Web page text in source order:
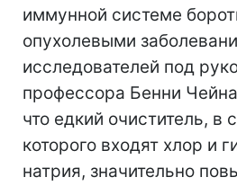
иммунной системе
опухолевыми
исследователей под
профессора Бенни
что едкий очиститель, в
которого входят хлор и
натрия, значительно